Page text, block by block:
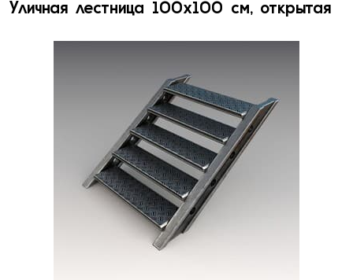
Уличная лестница 100х100 см, открытая